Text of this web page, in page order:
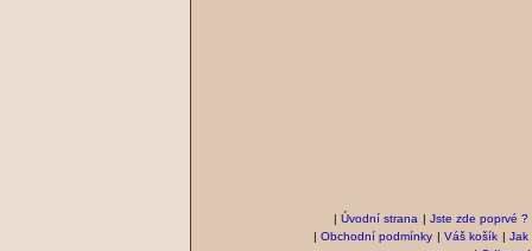
| Úvodní strana | Jste zde poprvé ?
| Obchodní podmínky | Váš košík | Jak